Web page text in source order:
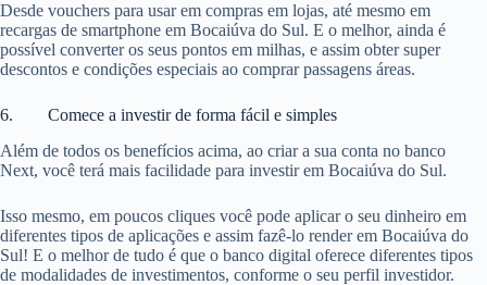
Desde vouchers para usar em compras em lojas, até mesmo em
recargas de smartphone em Bocaiúva do Sul. E o melhor, ainda é
possível converter os seus pontos em milhas, e assim obter super
descontos e condições especiais ao comprar passagens áreas.
6. Comece a investir de forma fácil e simples
Além de todos os benefícios acima, ao criar a sua conta no banco
Next, você terá mais facilidade para investir em Bocaiúva do Sul.
Isso mesmo, em poucos cliques você pode aplicar o seu dinheiro em
diferentes tipos de aplicações e assim fazê-lo render em Bocaiúva do
Sul! E o melhor de tudo é que o banco digital oferece diferentes tipos
de modalidades de investimentos, conforme o seu perfil investidor.